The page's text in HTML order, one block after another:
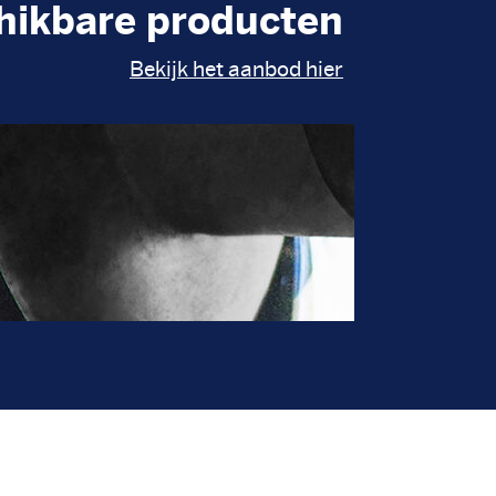
producten
Bekijk het aanbod hier